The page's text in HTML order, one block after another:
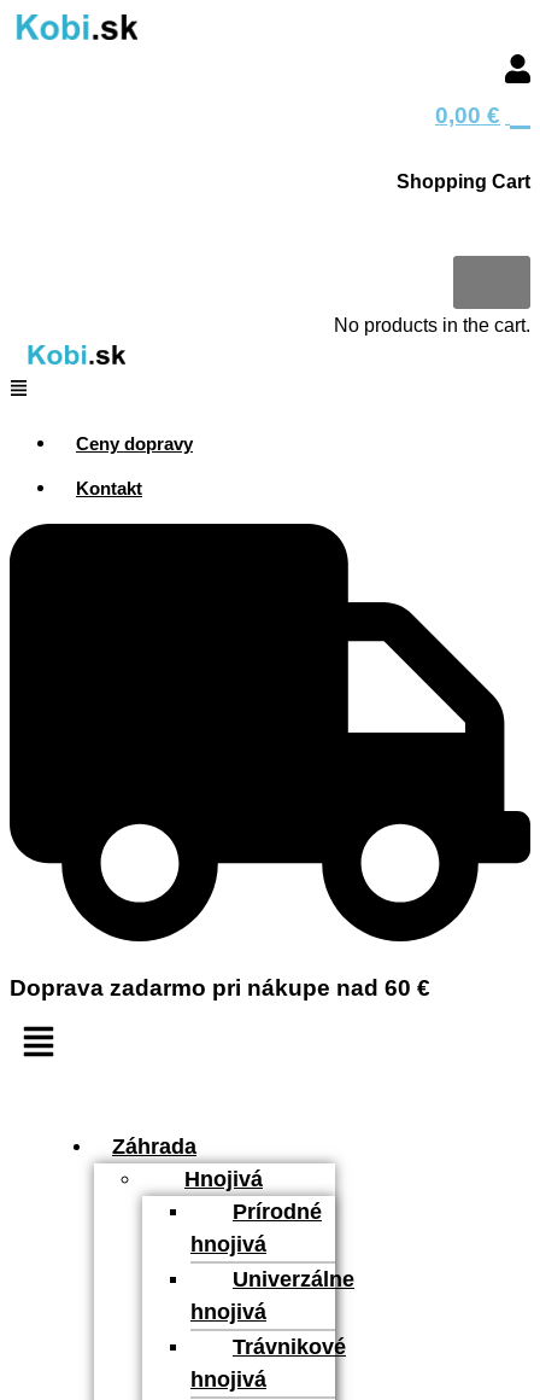
Preskočiť
na
0,00 €
Shopping Cart
No products in the cart.
Menu
Ceny dopravy
Kontakt
Doprava zadarmo pri nákupe nad 60 €
Záhrada
Hnojivá
Prírodné
hnojivá
Univerzálne
hnojivá
Trávnikové
hnojivá
HľadaťSearch
Hľadať
Menu
Menu